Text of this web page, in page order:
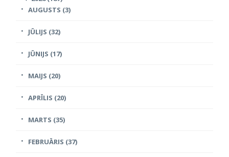
AUGUSTS (3)
JŪLIJS (32)
JŪNIJS (17)
MAIJS (20)
APRĪLIS (20)
MARTS (35)
FEBRUĀRIS (37)